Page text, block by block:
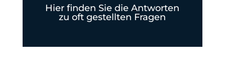
Hier finden Sie die Antworten
zu oft gestellten Fragen